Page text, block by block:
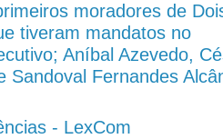
moradores de
tiveram mandatos no
Aníbal Azevedo,
Sandoval Fernandes
- LexCom